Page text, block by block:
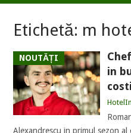
Etichetă: m
NOUTĂȚI
in
Alexandrescu in primul sezon